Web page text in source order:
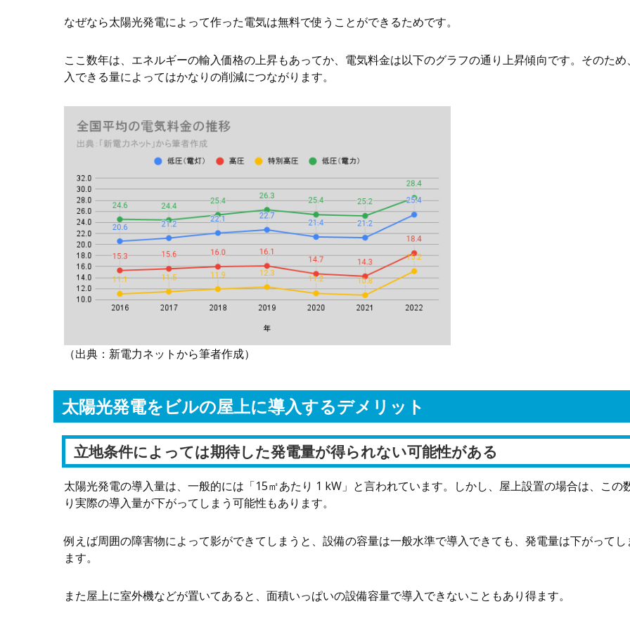
なぜなら太陽光発電によって作った電気は無料で使うことができるためです。
ここ数年は、エネルギーの輸入価格の上昇もあってか、電気料金は以下のグラフの通り上昇傾向です。そのため
入できる量によってはかなりの削減につながります。
（出典：新電力ネットから筆者作成）
太陽光発電をビルの屋上に導入するデメリット
立地条件によっては期待した発電量が得られない可能性がある
太陽光発電の導入量は、一般的には「15㎡あたり 1 kW」と言われています。しかし、屋上設置の場合は、この
り実際の導入量が下がってしまう可能性もあります。
例えば周囲の障害物によって影ができてしまうと、設備の容量は一般水準で導入できても、発電量は下がってし
ます。
また屋上に室外機などが置いてあると、面積いっぱいの設備容量で導入できないこともあり得ます。